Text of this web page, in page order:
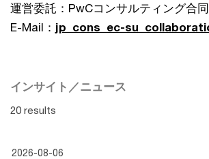
運営委託：PwCコンサルティング合
E-Mail： jp_cons_ec-
インサイト／ニュース
20 results
2026-08-06